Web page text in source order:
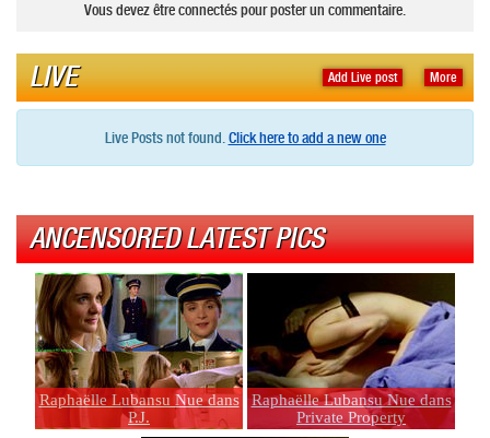
Vous devez être connectés pour poster un commentaire.
More
Add Live post
LIVE
Live Posts not found. Click here to add a new one
ANCENSORED LATEST PICS
Raphaëlle Lubansu Nue dans
P.J.
Raphaëlle Lubansu Nue dans
Private Property